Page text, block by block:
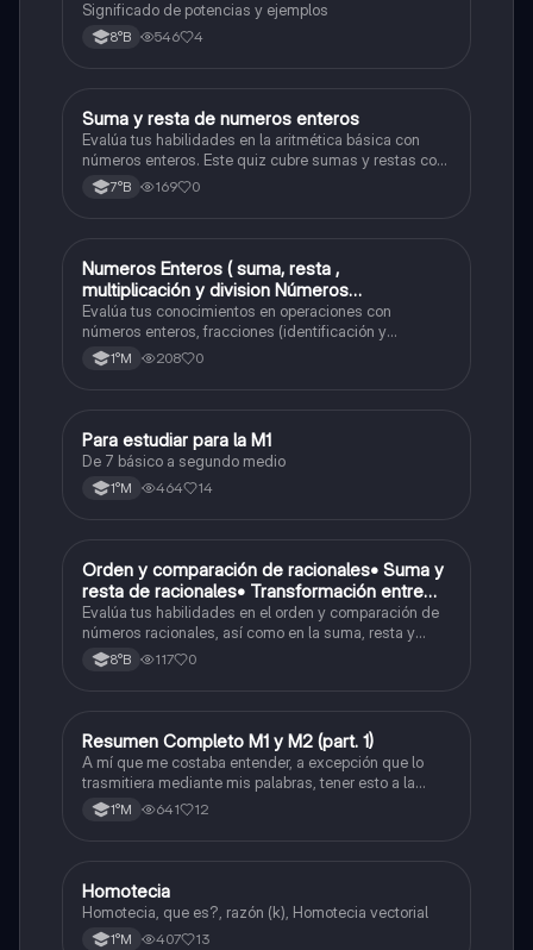
Significado de potencias y ejemplos
8°B 546 4
SMatemáticas
Suma y resta de numeros enteros
Evalúa tus habilidades en la aritmética básica con
números enteros. Este quiz cubre sumas y restas con
números positivos y negativos.
7°B 169 0
Matemáticas
Numeros Enteros ( suma, resta ,
multiplicación y division Números
Fraccionarios si es Propia o Impropia o mixto
( suma , resta , multiplicación y división)
Porcentaje ( fracción, porcentual y decimal).
Evalúa tus conocimientos en operaciones con
números enteros, fracciones (identificación y
operaciones) y conversiones de porcentajes (fracción,
decimal y viceversa).
1°M 208 0
Matemáticas
Para estudiar para la M1
De 7 básico a segundo medio
1°M 464 14
OMatemáticas
Orden y comparación de racionales• Suma y
resta de racionales• Transformación entre
decimales y fracciones
Evalúa tus habilidades en el orden y comparación de
números racionales, así como en la suma, resta y
conversión entre decimales y fracciones.
8°B 117 0
Matemáticas
Resumen Completo M1 y M2 (part. 1)
A mí que me costaba entender, a excepción que lo
trasmitiera mediante mis palabras, tener esto a la
mano me sirvió caleta, ojalá también les pueda servir
a otros
1°M 641 12
Matemáticas
Homotecia
Homotecia, que es?, razón (k), Homotecia vectorial
1°M 407 13